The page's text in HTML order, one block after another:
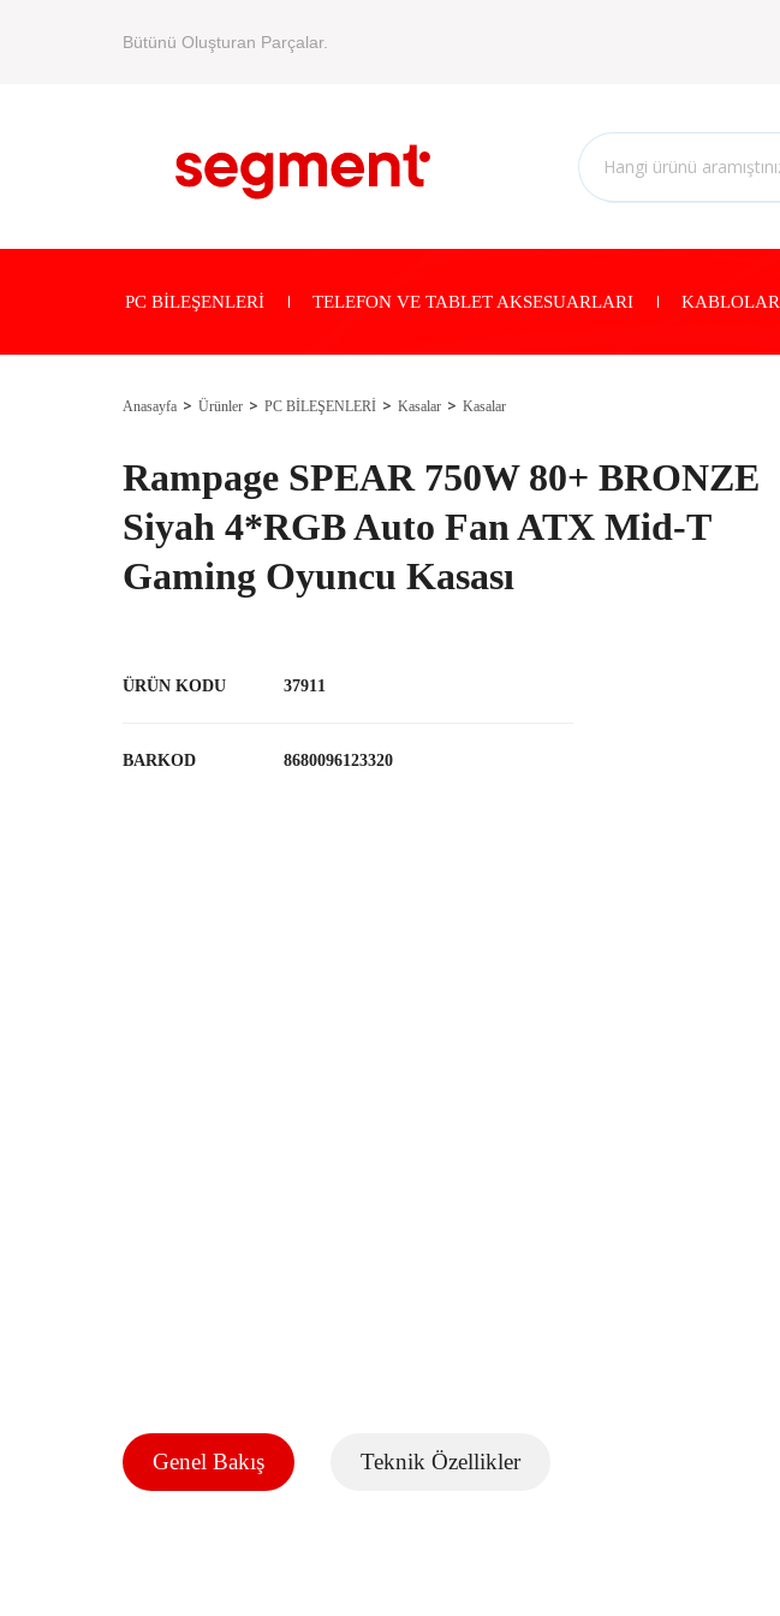
Bütünü Oluşturan Parçalar.
PC BİLEŞENLERİ TELEFON VE TABLET AKSESUARLARI KABLOLAR
Anasayfa Ürünler PC BİLEŞENLERİ Kasalar Kasalar
Rampage SPEAR 750W 80+ BRONZE
Siyah 4*RGB Auto Fan ATX Mid-T
Gaming Oyuncu Kasası
ÜRÜN KODU 37911
BARKOD 8680096123320
Genel Bakış Teknik Özellikler